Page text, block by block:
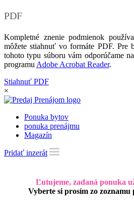
PDF
Kompletné znenie podmienok
môžete stiahnuť vo formáte PDF. Pre
tohoto typu súboru vám odporúčame
programu Adobe Acrobat Reader.
Stiahnuť PDF
×
Ponuka bytov
ponuka prenájmu
Magazín
Pridať inzerát
Ľutujeme, zadaná ponuka
Vyberte si prosím zo